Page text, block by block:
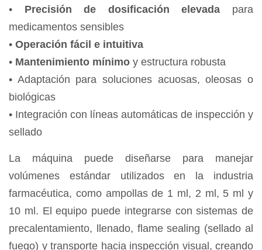
• Precisión de dosificación elevada para
medicamentos sensibles
• Operación fácil e intuitiva
• Mantenimiento mínimo y estructura robusta
• Adaptación para soluciones acuosas, oleosas o
biológicas
• Integración con líneas automáticas de inspección y
sellado
La máquina puede diseñarse para manejar
volúmenes estándar utilizados en la industria
farmacéutica, como ampollas de 1 ml, 2 ml, 5 ml y
10 ml. El equipo puede integrarse con sistemas de
precalentamiento, llenado, flame sealing (sellado al
fuego) y transporte hacia inspección visual, creando